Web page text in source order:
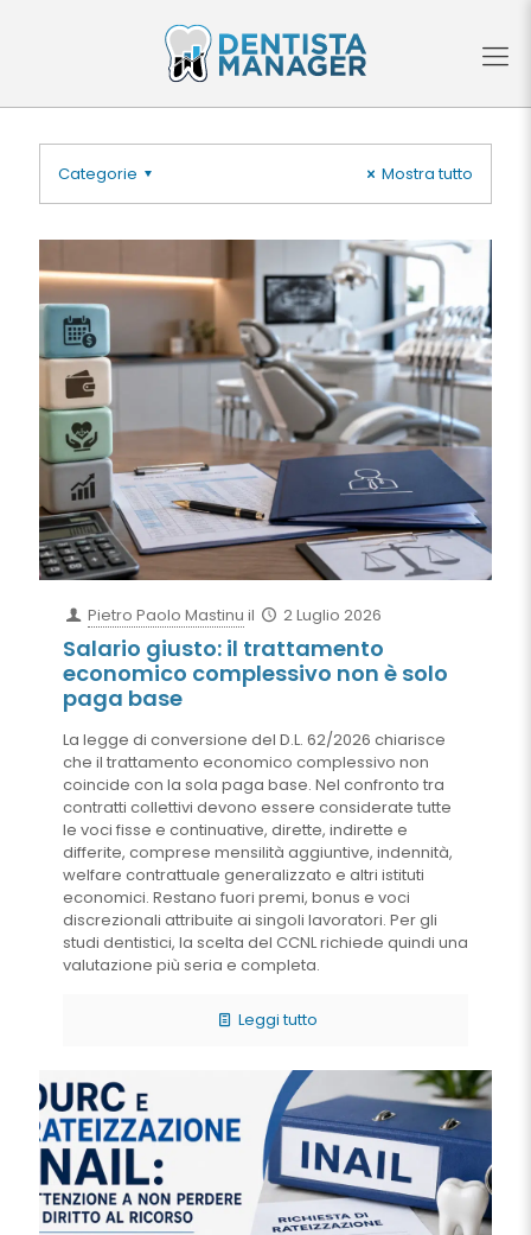
Categorie Mostra tutto
Pietro Paolo Mastinu il 2 Luglio 2026
Salario giusto: il trattamento
economico complessivo non è solo
paga base
La legge di conversione del D.L. 62/2026 chiarisce
che il trattamento economico complessivo non
coincide con la sola paga base. Nel confronto tra
contratti collettivi devono essere considerate tutte
le voci fisse e continuative, dirette, indirette e
differite, comprese mensilità aggiuntive, indennità,
welfare contrattuale generalizzato e altri istituti
economici. Restano fuori premi, bonus e voci
discrezionali attribuite ai singoli lavoratori. Per gli
studi dentistici, la scelta del CCNL richiede quindi una
valutazione più seria e completa.
Leggi tutto